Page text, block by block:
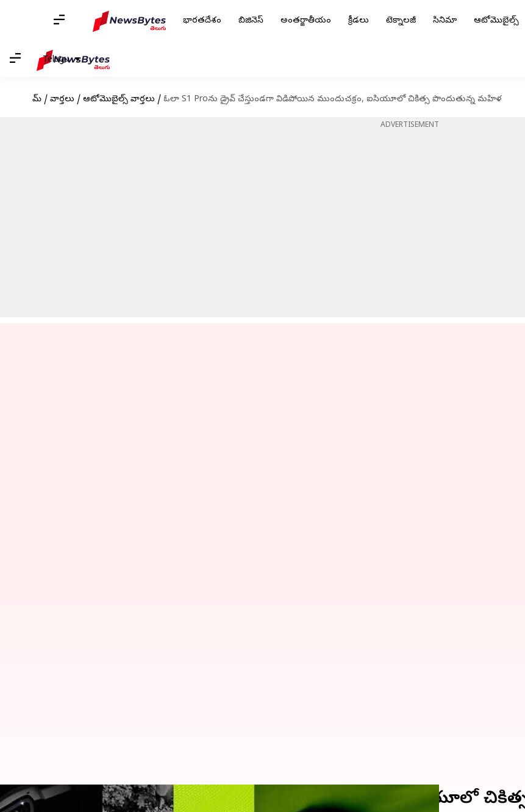
భారతదేశం బిజినెస్ అంతర్జాతీయం క్రీడలు టెక్నాలజీ సినిమా ఆటోమొబైల్స్
Telugu
హోమ్ / వార్తలు / ఆటోమొబైల్స్ వార్తలు / ఓలా S1 Proను డ్రైవ్ చేస్తుండగా విడిపోయిన ముందుచక్రం, ఐసియూలో చికిత్స పొందుతున్న మహిళ
ADVERTISEMENT
ఓలా S1 Proను డ్రైవ్ చేస్తుండగా విడిపోయిన ముందుచక్రం, ఐసియూలో